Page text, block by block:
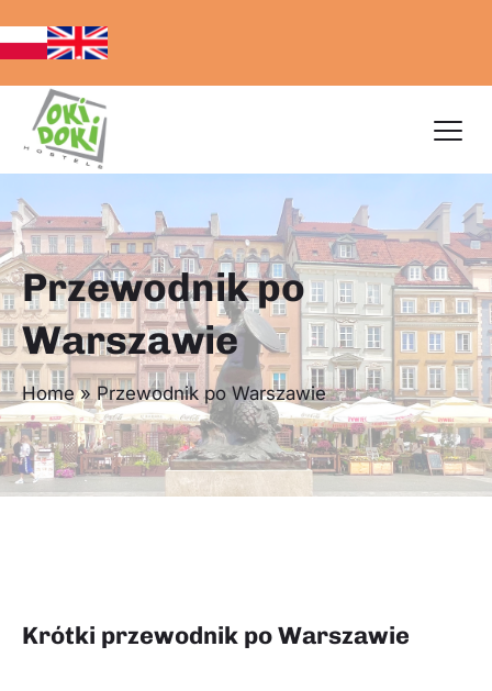
Przewodnik po
Warszawie
Home»Przewodnik po Warszawie
Krótki przewodnik po Warszawie